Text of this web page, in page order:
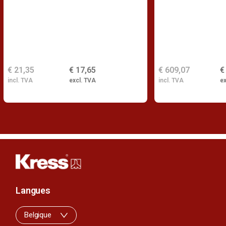
€ 17,65
excl. TVA
€ 21,35
incl. TVA
€
€ 609,07
incl. TVA
Langues
Belgique